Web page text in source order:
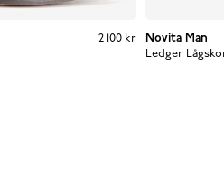
2 100 kr
2 100 kr
Novita Man
Ledger